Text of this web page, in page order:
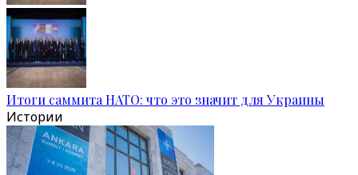
Итоги саммита НАТО: что это значит для Украины
Истории